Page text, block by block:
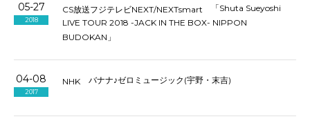
05-27
2018
CS放送フジテレビNEXT/NEXTsmart
「Shuta Sueyoshi
LIVE TOUR 2018 -JACK IN THE BOX- NIPPON
BUDOKAN」
04-08
2017
NHK バナナ♪ゼロミュージック(宇野・末吉)